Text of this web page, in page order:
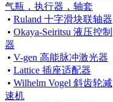
气瓶，执行器，轴套
• Ruland 十字滑块联轴器
• Okaya-Seiritsu 液压控制
器
• V-gen 高能脉冲激光器
• Lattice 插座适配器
• Wilhelm Vogel 斜齿轮减
速机